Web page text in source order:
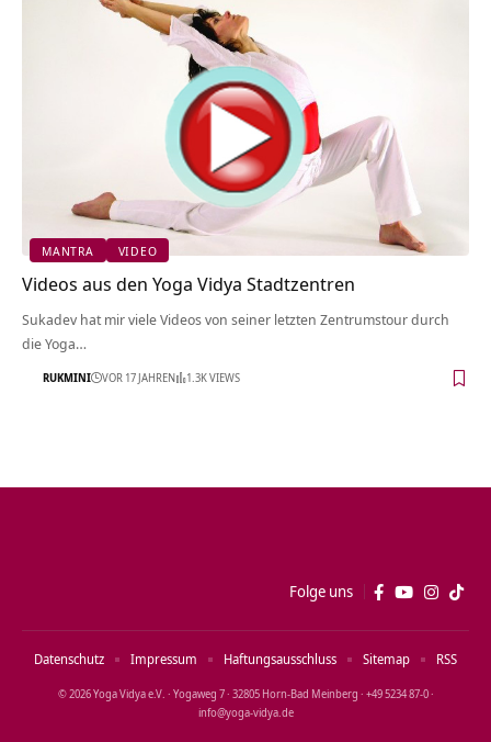
MANTRA VIDEO
Videos aus den Yoga Vidya Stadtzentren
Sukadev hat mir viele Videos von seiner letzten Zentrumstour durch
die Yoga…
RUKMINI VOR 17 JAHREN 1.3K VIEWS
Folge uns
© 2026 Yoga Vidya e.V. · Yogaweg 7 · 32805 Horn‑Bad Meinberg · +49 5234 87‑0 ·
info@yoga‑vidya.de
Datenschutz Impressum Haftungsausschluss Sitemap RSS